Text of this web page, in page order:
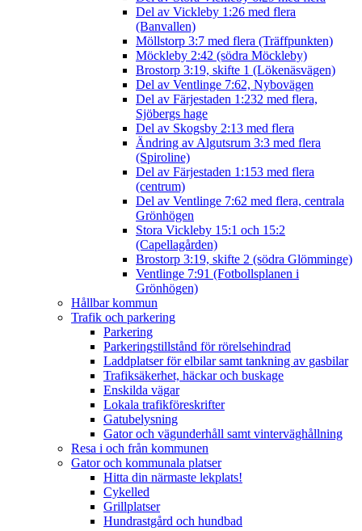
Del av Vickleby 1:26 med flera
(Banvallen)
Möllstorp 3:7 med flera (Träffpunkten)
Möckleby 2:42 (södra Möckleby)
Brostorp 3:19, skifte 1 (Lökenäsvägen)
Del av Ventlinge 7:62, Nybovägen
Del av Färjestaden 1:232 med flera,
Sjöbergs hage
Del av Skogsby 2:13 med flera
Ändring av Algutsrum 3:3 med flera
(Spiroline)
Del av Färjestaden 1:153 med flera
(centrum)
Del av Ventlinge 7:62 med flera, centrala
Grönhögen
Stora Vickleby 15:1 och 15:2
(Capellagården)
Brostorp 3:19, skifte 2 (södra Glömminge)
Ventlinge 7:91 (Fotbollsplanen i
Grönhögen)
Hållbar kommun
Trafik och parkering
Parkering
Parkeringstillstånd för rörelsehindrad
Laddplatser för elbilar samt tankning av gasbilar
Trafiksäkerhet, häckar och buskage
Enskilda vägar
Lokala trafikföreskrifter
Gatubelysning
Gator och vägunderhåll samt vinterväghållning
Resa i och från kommunen
Gator och kommunala platser
Hitta din närmaste lekplats!
Cykelled
Grillplatser
Hundrastgård och hundbad